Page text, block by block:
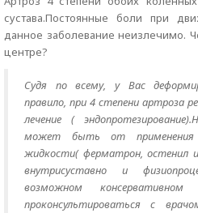
сустава.Постоянные боли при
данное заболевание неизлечимо.
центре?
Судя по всему, у Вас
правило, при 4 степени артроза
лечение (
может быть от применения
жидкости( ферматрон, остенил
внутрисуставно и
возможном
проконсультироваться с